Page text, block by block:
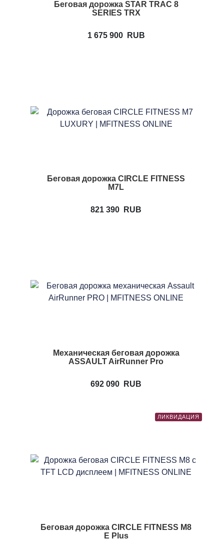
Беговая дорожка STAR TRAC 8
SERIES TRX
1 675 900 RUB
Беговая дорожка CIRCLE FITNESS
M7L
821 390 RUB
Механическая беговая дорожка
ASSAULT AirRunner Pro
692 090 RUB
ЛИКВИДАЦИЯ
Беговая дорожка CIRCLE FITNESS M8
E Plus